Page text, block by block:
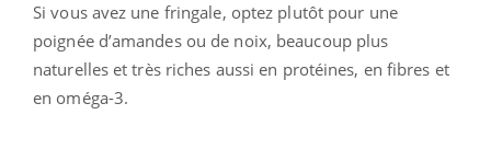
Si vous avez une fringale, optez plutôt pour une
poignée d’amandes ou de noix, beaucoup plus
naturelles et très riches aussi en protéines, en fibres et
en oméga-3.